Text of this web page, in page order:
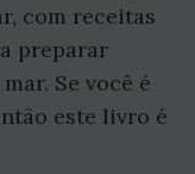
com receitas
preparar
Se você é
este livro é